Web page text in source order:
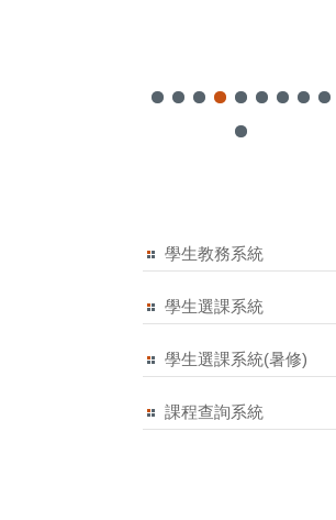
學生教務系統
學生選課系統
學生選課系統(暑修)
課程查詢系統